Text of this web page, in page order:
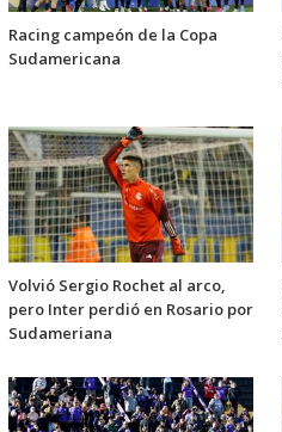
Racing campeón de la Copa
Sudamericana
Volvió Sergio Rochet al arco,
pero Inter perdió en Rosario por
Sudameriana